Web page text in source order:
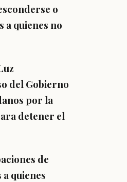
o
a quienes no
del Gobierno
por la
detener el
de
quienes